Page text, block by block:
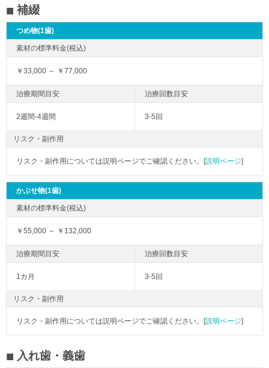
補綴
つめ物(1歯)
￥33,000 ～ ￥77,000
2週間-4週間 3-5回
リスク・副作用
リスク・副作用については説明ページでご確認ください。[説明ページ]
かぶせ物(1歯)
￥55,000 ～ ￥132,000
1カ月 3-5回
リスク・副作用
リスク・副作用については説明ページでご確認ください。[説明ページ]
入れ歯・義歯